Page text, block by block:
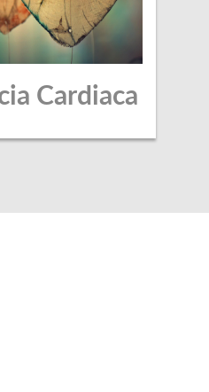
Cardiaca